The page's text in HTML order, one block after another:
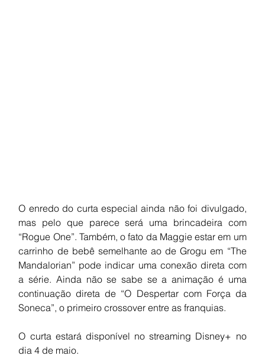
O enredo do curta especial ainda não foi divulgado,
mas pelo que parece será uma brincadeira com
“Rogue One”. Também, o fato da Maggie estar em um
carrinho de bebê semelhante ao de Grogu em “The
Mandalorian” pode indicar uma conexão direta com
a série. Ainda não se sabe se a animação é uma
continuação direta de “O Despertar com Força da
Soneca”, o primeiro crossover entre as franquias.
O curta estará disponível no streaming Disney+ no
dia 4 de maio.